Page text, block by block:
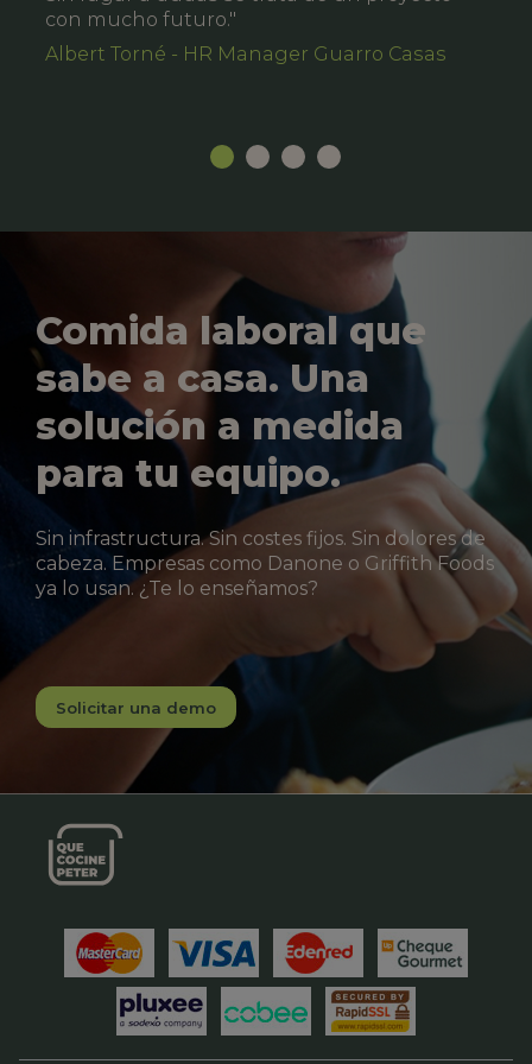
con mucho futuro."
Albert Torné - HR Manager Guarro Casas
Comida laboral que
sabe a casa. Una
solución a medida
para tu equipo.
Sin infrastructura. Sin costes fijos. Sin dolores de
cabeza. Empresas como Danone o Griffith Foods
ya lo usan. ¿Te lo enseñamos?
Solicitar una demo